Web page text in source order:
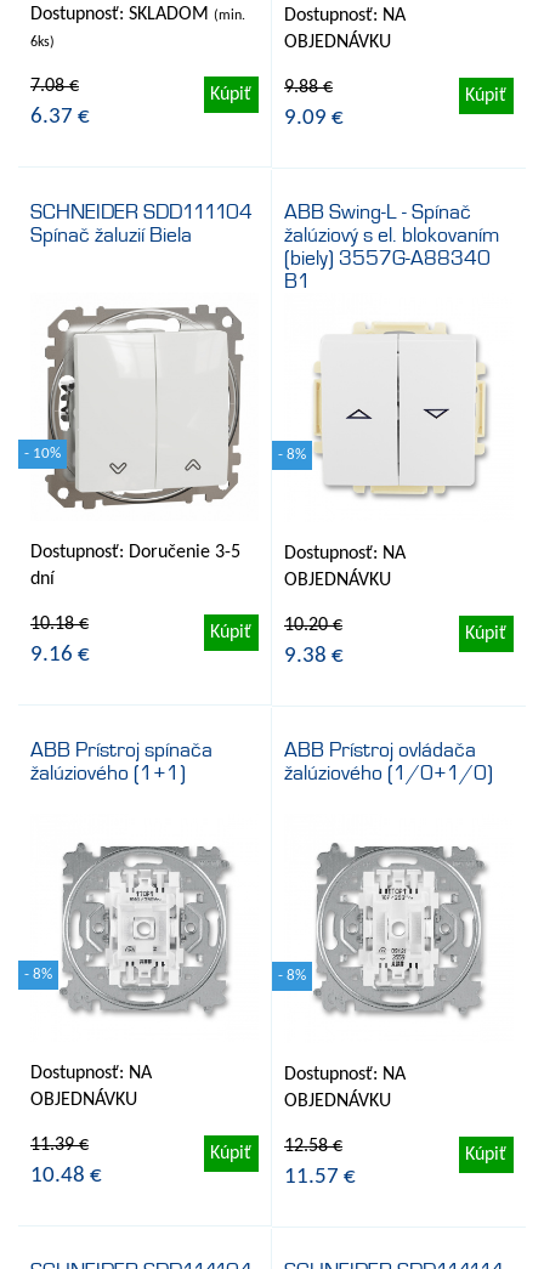
Dostupnosť: SKLADOM (min.
6ks)
7.08 €
6.37 €
Kúpiť
Dostupnosť: NA
OBJEDNÁVKU
9.88 €
9.09 €
Kúpiť
SCHNEIDER SDD111104
Spínač žaluzií Biela
- 10%
Dostupnosť: Doručenie 3-5
dní
10.18 €
9.16 €
Kúpiť
ABB Swing-L - Spínač
žalúziový s el. blokovaním
(biely) 3557G-A88340
B1
- 8%
Dostupnosť: NA
OBJEDNÁVKU
10.20 €
9.38 €
Kúpiť
ABB Prístroj spínača
žalúziového (1+1)
- 8%
Dostupnosť: NA
OBJEDNÁVKU
11.39 €
10.48 €
Kúpiť
ABB Prístroj ovládača
žalúziového (1/0+1/0)
- 8%
Dostupnosť: NA
OBJEDNÁVKU
12.58 €
11.57 €
Kúpiť